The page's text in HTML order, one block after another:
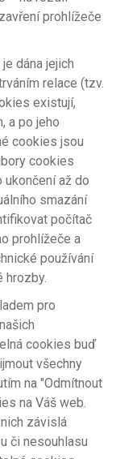
prohlížeče
dána jejich
relace (tzv.
existují,
a po jeho
cookies jsou
cookies
až do
smazání
počítač
prohlížeče a
používání
hrozby.
pro
cookies buď
všechny
na "Odmítnout
na Váš web.
závislá
či nesouhlasu